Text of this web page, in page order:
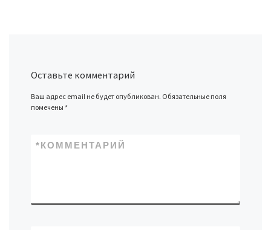
Оставьте комментарий
Ваш адрес email не будет опубликован. Обязательные поля
помечены*
КОММЕНТАРИЙ
*